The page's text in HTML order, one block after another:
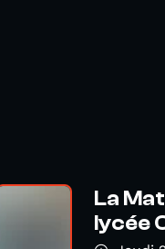
La
lycée